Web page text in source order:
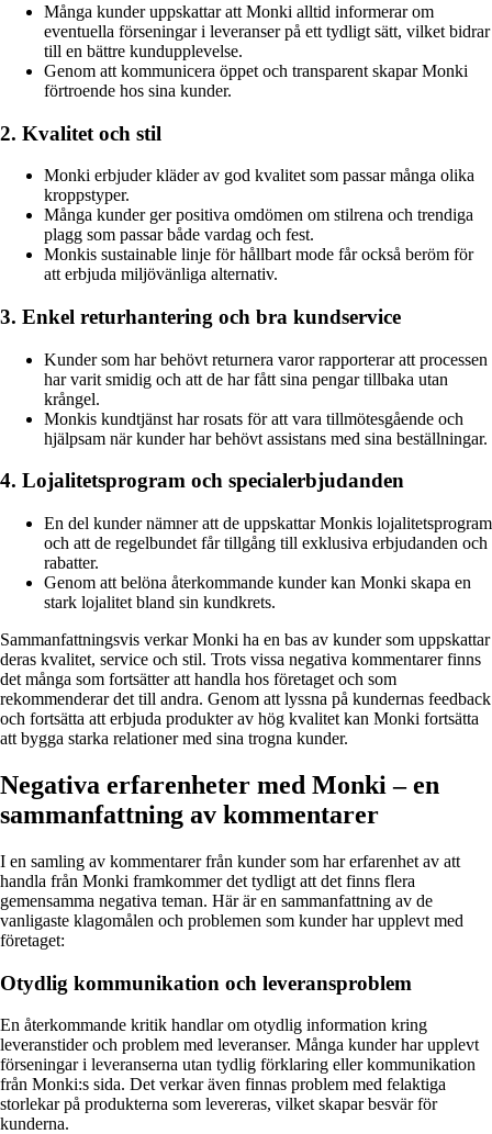
Många kunder uppskattar att Monki alltid informerar om
eventuella förseningar i leveranser på ett tydligt sätt, vilket bidrar
till en bättre kundupplevelse.
Genom att kommunicera öppet och transparent skapar Monki
förtroende hos sina kunder.
2. Kvalitet och stil
Monki erbjuder kläder av god kvalitet som passar många olika
kroppstyper.
Många kunder ger positiva omdömen om stilrena och trendiga
plagg som passar både vardag och fest.
Monkis sustainable linje för hållbart mode får också beröm för
att erbjuda miljövänliga alternativ.
3. Enkel returhantering och bra kundservice
Kunder som har behövt returnera varor rapporterar att processen
har varit smidig och att de har fått sina pengar tillbaka utan
krångel.
Monkis kundtjänst har rosats för att vara tillmötesgående och
hjälpsam när kunder har behövt assistans med sina beställningar.
4. Lojalitetsprogram och specialerbjudanden
En del kunder nämner att de uppskattar Monkis lojalitetsprogram
och att de regelbundet får tillgång till exklusiva erbjudanden och
rabatter.
Genom att belöna återkommande kunder kan Monki skapa en
stark lojalitet bland sin kundkrets.
Sammanfattningsvis verkar Monki ha en bas av kunder som uppskattar
deras kvalitet, service och stil. Trots vissa negativa kommentarer finns
det många som fortsätter att handla hos företaget och som
rekommenderar det till andra. Genom att lyssna på kundernas feedback
och fortsätta att erbjuda produkter av hög kvalitet kan Monki fortsätta
att bygga starka relationer med sina trogna kunder.
Negativa erfarenheter med Monki – en
sammanfattning av kommentarer
I en samling av kommentarer från kunder som har erfarenhet av att
handla från Monki framkommer det tydligt att det finns flera
gemensamma negativa teman. Här är en sammanfattning av de
vanligaste klagomålen och problemen som kunder har upplevt med
företaget:
Otydlig kommunikation och leveransproblem
En återkommande kritik handlar om otydlig information kring
leveranstider och problem med leveranser. Många kunder har upplevt
förseningar i leveranserna utan tydlig förklaring eller kommunikation
från Monki:s sida. Det verkar även finnas problem med felaktiga
storlekar på produkterna som levereras, vilket skapar besvär för
kunderna.